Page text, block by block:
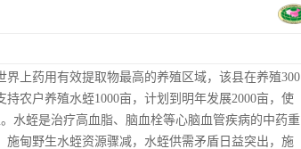
界上药用有效提取物最高的养殖区域，该县在养殖300
持农户养殖水蛭1000亩，计划到明年发展2000亩，使
水蛭是治疗高血脂、脑血栓等心脑血管疾病的中药重
施甸野生水蛭资源骤减，水蛭供需矛盾日益突出，施